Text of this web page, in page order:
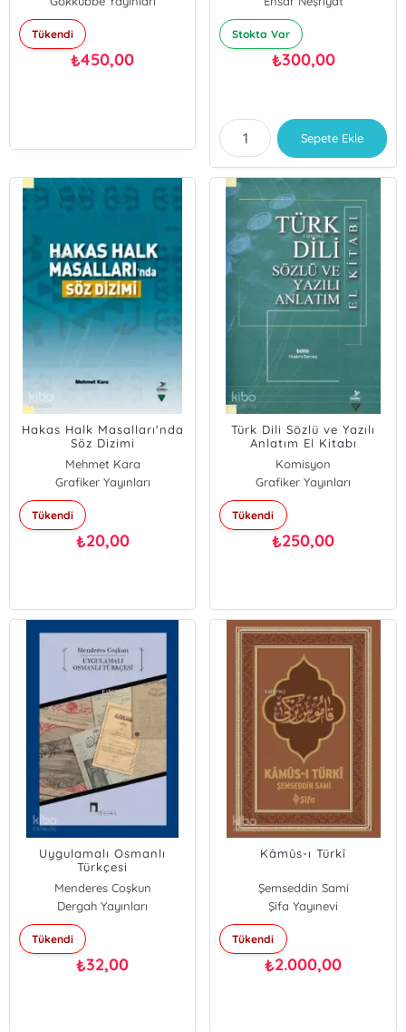
Tükendi
₺450,00
Stokta Var
₺300,00
Sepete Ekle
Hakas Halk Masalları'nda
Söz Dizimi
Mehmet Kara
Grafiker Yayınları
Tükendi
₺20,00
Türk Dili Sözlü ve Yazılı
Anlatım El Kitabı
Komisyon
Grafiker Yayınları
Tükendi
₺250,00
Uygulamalı Osmanlı
Türkçesi
Menderes Coşkun
Dergah Yayınları
Tükendi
₺32,00
Kâmûs-ı Türkî
Şemseddin Sami
Şifa Yayınevi
Tükendi
₺2.000,00